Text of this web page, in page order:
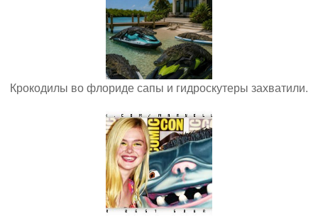
Крокодилы во флориде сапы и гидроскутеры захватили.